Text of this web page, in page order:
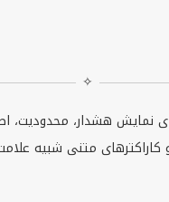
✧
نمایش هشدار، محدودیت،
متنی شبیه